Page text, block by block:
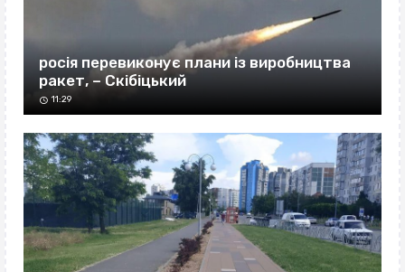
росія перевиконує плани із виробництва
ракет, – Скібіцький
11:29